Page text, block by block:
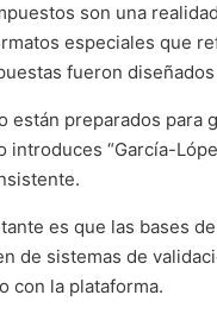
son una
especiales que
fueron
están preparados
introduces “García-
es que las bases
de sistemas de
con la plataforma.